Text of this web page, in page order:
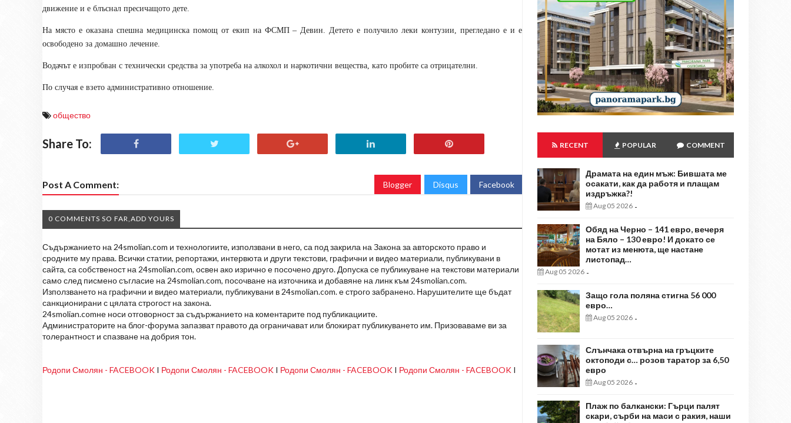
движение и е блъснал пресичащото дете.
На място е оказана спешна медицинска помощ от екип на ФСМП – Девин. Детето е получило леки контузии, прегледано е и е
освободено за домашно лечение.
Водачът е изпробван с технически средства за употреба на алкохол и наркотични вещества, като пробите са отрицателни.
По случая е взето административно отношение.
общество
Share To:
Post A Comment: Blogger Disqus Facebook
0 COMMENTS SO FAR,ADD YOURS
Съдържанието на 24smolian.com и технологиите, използвани в него, са под закрила на Закона за авторското право и
сродните му права. Всички статии, репортажи, интервюта и други текстови, графични и видео материали, публикувани в
сайта, са собственост на 24smolian.com, освен ако изрично е посочено друго. Допуска се публикуване на текстови материали
само след писмено съгласие на 24smolian.com, посочване на източника и добавяне на линк към 24smolian.com.
Използването на графични и видео материали, публикувани в 24smolian.com. е строго забранено. Нарушителите ще бъдат
санкционирани с цялата строгост на закона.
24smolian.comне носи отговорност за съдържанието на коментарите под публикациите.
Администраторите на блог-форума запазват правото да ограничават или блокират публикуването им. Призоваваме ви за
толерантност и спазване на добрия тон.
Родопи Смолян - FACEBOOK I Родопи Смолян - FACEBOOK I Родопи Смолян - FACEBOOK I Родопи Смолян - FACEBOOK I
RECENT POPULAR COMMENT
Драмата на един мъж: Бившата ме
осакати, как да работя и плащам
издръжка?!
Aug 05 2026 -
Обяд на Черно – 141 евро, вечеря
на Бяло – 130 евро! И докато се
мотат из менюта, ще настане
листопад…
Aug 05 2026 -
Защо гола поляна стигна 56 000
евро…
Aug 05 2026 -
Слънчака отвърна на гръцките
октоподи с… розов таратор за 6,50
евро
Aug 05 2026 -
Плаж по балкански: Гърци палят
скари, сърби на маси с ракия, наши